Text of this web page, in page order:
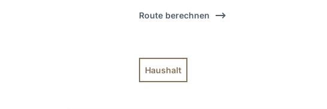
Route berechnen
Haushalt